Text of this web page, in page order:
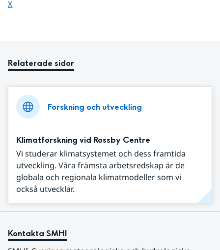
Dela sidan på
X
Relaterade sidor
Forskning och utveckling
Klimatforskning vid Rossby Centre
Vi studerar klimatsystemet och dess framtida
utveckling. Våra främsta arbetsredskap är de
globala och regionala klimatmodeller som vi
också utvecklar.
Kontakta SMHI